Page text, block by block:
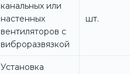
канальных или
настенных
вентиляторов с
виброразвязкой
шт.
Установка